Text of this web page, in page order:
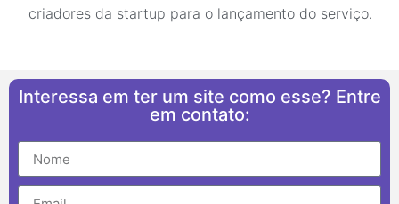
criadores da startup para o lançamento do serviço.
Interessa em ter um site como esse? Entre
em contato: